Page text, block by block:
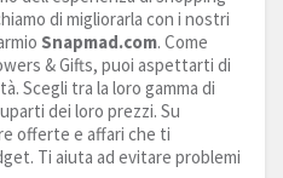
di migliorarla con i nostri
Snapmad.com. Come
& Gifts, puoi aspettarti di
Scegli tra la loro gamma di
dei loro prezzi. Su
offerte e affari che ti
Ti aiuta ad evitare problemi